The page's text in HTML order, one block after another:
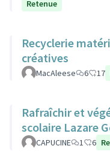
Retenue
Recyclerie
créatives
MacAleese 6 17
Rafraîchir et
scolaire Lazare
CAPUCINE 1 6